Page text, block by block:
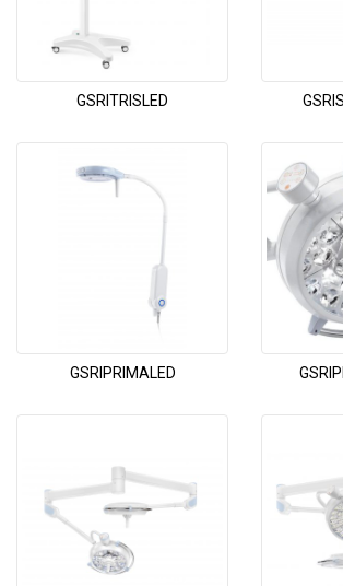
GSRITRISLED
GSRIPRIMALED